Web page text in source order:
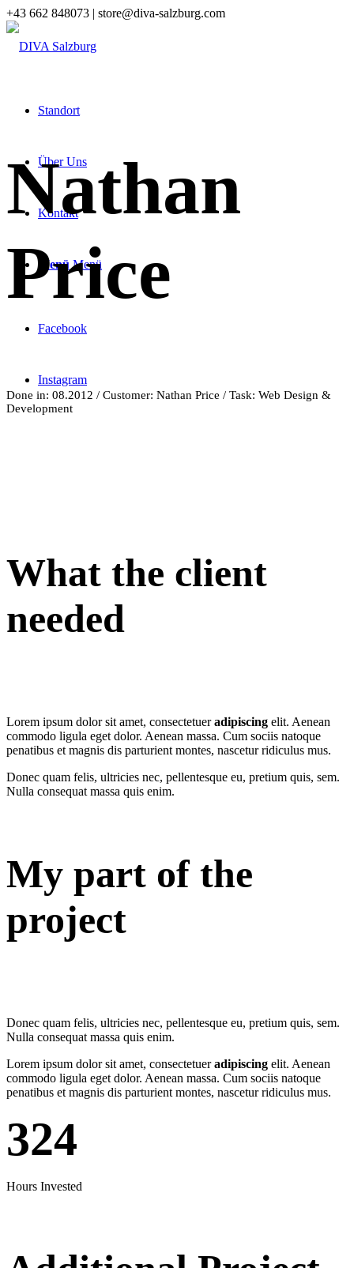
+43 662 848073 | store@diva-salzburg.com
Standort
Über Uns
Kontakt
Menü Menü
Facebook
Instagram
Nathan
Price
Done in: 08.2012 / Customer: Nathan Price / Task: Web Design &
Development
What the client
needed
Lorem ipsum dolor sit amet, consectetueradipiscing elit. Aenean
commodo ligula eget dolor. Aenean massa. Cum sociis natoque
penatibus et magnis dis parturient montes, nascetur ridiculus mus.
Donec quam felis, ultricies nec, pellentesque eu, pretium quis, sem.
Nulla consequat massa quis enim.
My part of the
project
Donec quam felis, ultricies nec, pellentesque eu, pretium quis, sem.
Nulla consequat massa quis enim.
Lorem ipsum dolor sit amet, consectetueradipiscing elit. Aenean
commodo ligula eget dolor. Aenean massa. Cum sociis natoque
penatibus et magnis dis parturient montes, nascetur ridiculus mus.
324
Hours Invested